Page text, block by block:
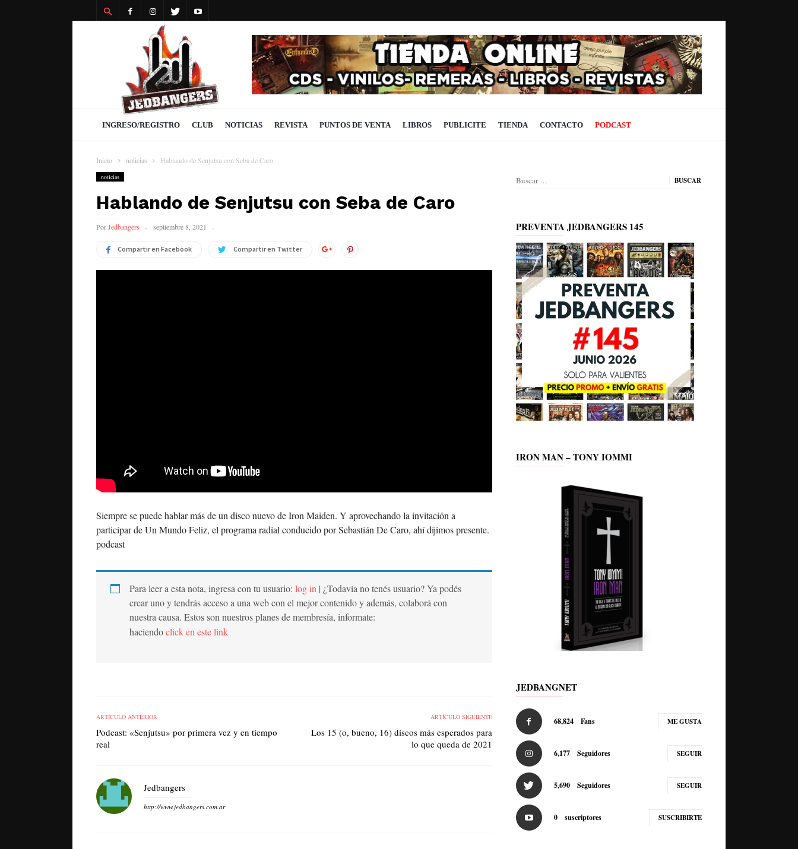
INGRESO/REGISTRO CLUB NOTICIAS REVISTA PUNTOS DE VENTA LIBROS PUBLICITE TIENDA CONTACTO PODCAST
Inicio noticias Hablando de Senjutsu con Seba de Caro
noticias
Hablando de Senjutsu con Seba de Caro
PorJedbangers septiembre 8, 2021
Compartir en Facebook Compartir en Twitter
Siempre se puede hablar más de un disco nuevo de Iron Maiden. Y aprovechando la invitación a
participar de Un Mundo Feliz, el programa radial conducido por Sebastián De Caro, ahí dijimos presente.
podcast
Para leer a esta nota, ingresa con tu usuario: log in | ¿Todavía no tenés usuario? Ya podés
crear uno y tendrás acceso a una web con el mejor contenido y además, colaborá con
nuestra causa. Estos son nuestros planes de membresía, informate:
haciendoclick en este link
ARTÍCULO ANTERIOR
Podcast: «Senjutsu» por primera vez y en tiempo
real
ARTÍCULO SIGUIENTE
Los 15 (o, bueno, 16) discos más esperados para
lo que queda de 2021
Jedbangers
http://www.jedbangers.com.ar
Buscar:
PREVENTA JEDBANGERS 145
IRON MAN – TONY IOMMI
JEDBANGNET
68,824 Fans ME GUSTA
6,177 Seguidores SEGUIR
5,690 Seguidores SEGUIR
0 suscriptores SUSCRIBIRTE